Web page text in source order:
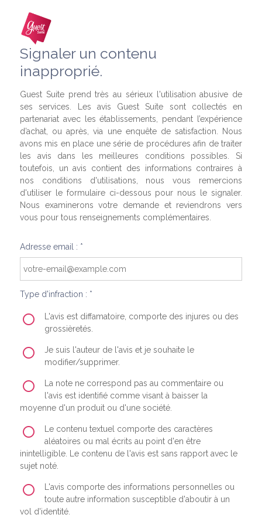
Signaler un contenu
inapproprié.
Guest Suite prend très au sérieux l'utilisation abusive de
ses services. Les avis Guest Suite sont collectés en
partenariat avec les établissements, pendant l’expérience
d’achat, ou après, via une enquête de satisfaction. Nous
avons mis en place une série de procédures afin de traiter
les avis dans les meilleures conditions possibles. Si
toutefois, un avis contient des informations contraires à
nos conditions d'utilisations, nous vous remercions
d'utiliser le formulaire ci-dessous pour nous le signaler.
Nous examinerons votre demande et reviendrons vers
vous pour tous renseignements complémentaires.
Adresse email : *
Type d'infraction : *
L'avis est diffamatoire, comporte des injures ou des
grossièretés.
Je suis l'auteur de l'avis et je souhaite le
modifier/supprimer.
La note ne correspond pas au commentaire ou
l'avis est identifié comme visant à baisser la
moyenne d'un produit ou d'une société.
Le contenu textuel comporte des caractères
aléatoires ou mal écrits au point d'en être
inintelligible. Le contenu de l'avis est sans rapport avec le
sujet noté.
L'avis comporte des informations personnelles ou
toute autre information susceptible d'aboutir à un
vol d'identité.